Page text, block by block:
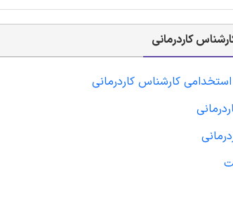
کاردرمانی
استخدامی کارشناس کاردرمانی